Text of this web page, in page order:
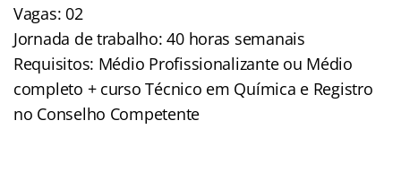
Vagas: 02
Jornada de trabalho: 40 horas semanais
Requisitos: Médio Profissionalizante ou Médio
completo + curso Técnico em Química e Registro
no Conselho Competente